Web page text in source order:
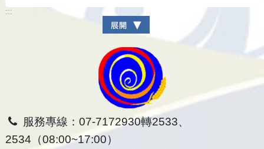
:::
服務專線：07-7172930轉2533、
2534（08:00~17:00）